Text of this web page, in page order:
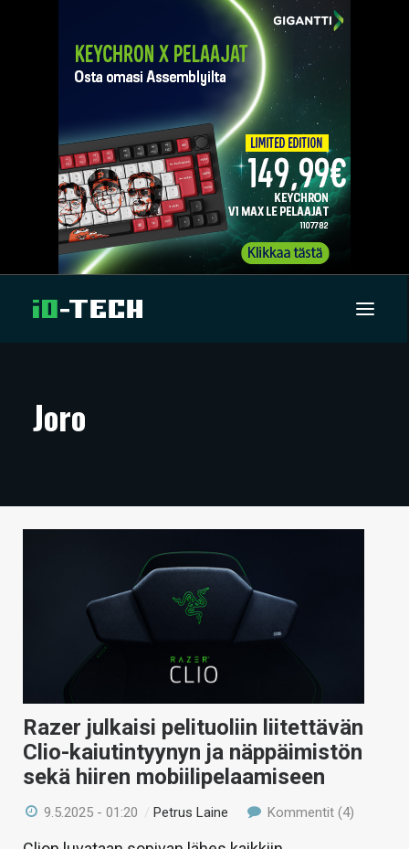
ARTIKKELIT
TECHBBS
VAIHDA TEEMA
HAKU
Joro
Razer julkaisi pelituoliin liitettävän
Clio-kaiutintyynyn ja näppäimistön
sekä hiiren mobiilipelaamiseen
9.5.2025 - 01:20 /Petrus Laine Kommentit (4)